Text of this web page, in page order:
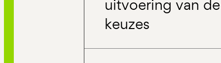
uitvoering van
keuzes